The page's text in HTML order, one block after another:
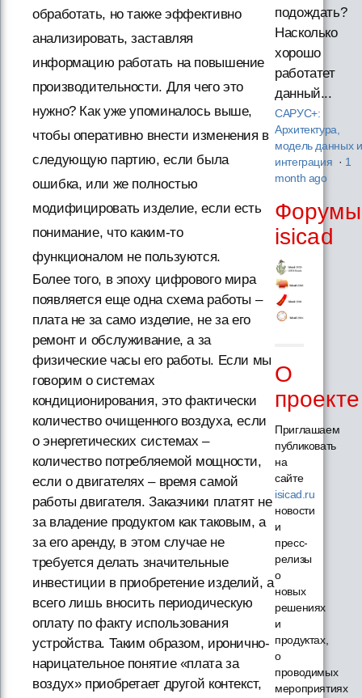
обработать, но также эффективно
анализировать, заставляя
информацию работать на повышение
производительности. Для чего это
нужно? Как уже упоминалось выше,
чтобы оперативно внести изменения в
следующую партию, если была
ошибка, или же полностью
модифицировать изделие, если есть
понимание, что каким-то
функционалом не пользуются.
Более того, в эпоху цифрового мира
появляется еще одна схема работы –
плата не за само изделие, не за его
ремонт и обслуживание, а за
физические часы его работы. Если мы
говорим о системах
кондиционирования, это фактически
количество очищенного воздуха, если
о энергетических системах –
количество потребляемой мощности,
если о двигателях – время самой
работы двигателя. Заказчики платят не
за владение продуктом как таковым, а
за его аренду, в этом случае не
требуется делать значительные
инвестиции в приобретение изделий, а
всего лишь вносить периодическую
оплату по факту использования
устройства. Таким образом, иронично-
нарицательное понятие «плата за
воздух» приобретает другой контекст,
подождать?
Насколько
хорошо
работатет
данный...
САРУС+:
Архитектура,
модель данных и
интеграция · 1
month ago
Форумы
isicad
О
проекте
Приглашаем
публиковать
на
сайте
isicad.ru
новости
и
пресс-
релизы
о
новых
решениях
и
продуктах,
о
проводимых
мероприятиях